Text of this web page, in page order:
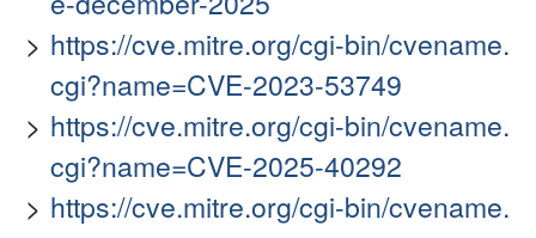
https://cve.mitre.org/cgi-bin/cvename.
cgi?name=CVE-2023-53749
https://cve.mitre.org/cgi-bin/cvename.
cgi?name=CVE-2025-40292
https://cve.mitre.org/cgi-bin/cvename.